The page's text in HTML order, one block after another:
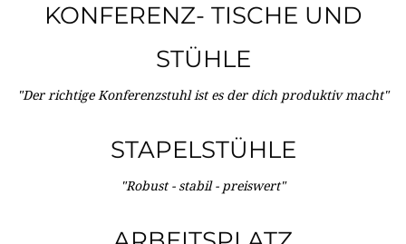
KONFERENZ- TISCHE UND
STÜHLE
"Der richtige Konferenzstuhl ist es der dich produktiv macht"
STAPELSTÜHLE
"Robust - stabil - preiswert"